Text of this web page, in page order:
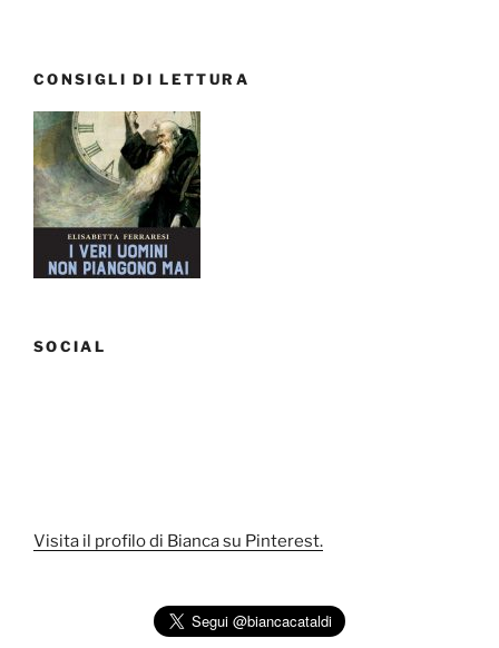
CONSIGLI DI LETTURA
SOCIAL
Visita il profilo di Bianca su Pinterest.